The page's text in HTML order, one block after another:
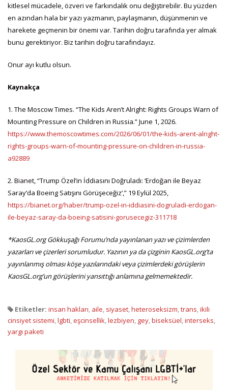
kitlesel mücadele, özveri ve farkındalık onu değiştirebilir. Bu yüzden
en azından hala bir yazı yazmanın, paylaşmanın, düşünmenin ve
harekete geçmenin bir önemi var. Tarihin doğru tarafında yer almak
bunu gerektiriyor. Biz tarihin doğru tarafındayız.
Onur ayı kutlu olsun.
Kaynakça
1. The Moscow Times. “The Kids Aren’t Alright: Rights Groups Warn of
Mounting Pressure on Children in Russia.” June 1, 2026.
https://www.themoscowtimes.com/2026/06/01/the-kids-arent-alright-
rights-groups-warn-of-mounting-pressure-on-children-in-russia-
a92889
2. Bianet, “Trump Özel’in İddiasını Doğruladı: ‘Erdoğan ile Beyaz
Saray’da Boeing Satışını Görüşeceğiz’,” 19 Eylül 2025,
https://bianet.org/haber/trump-ozel-in-iddiasini-dogruladi-erdogan-
ile-beyaz-saray-da-boeing-satisini-gorusecegiz-311718
*KaosGL.org Gökkuşağı Forumu’nda yayınlanan yazı ve çizimlerden
yazarları ve çizerleri sorumludur. Yazının ya da çizginin KaosGL.org’ta
yayınlanmış olması köşe yazılarındaki veya çizimlerdeki görüşlerin
KaosGL.org’un görüşlerini yansıttığı anlamına gelmemektedir.
Etiketler: insan hakları, aile, siyaset,heteroseksizm,trans,ikili
cinsiyet sistemi,lgbti,eşcinsellik,lezbiyen, gey,biseksüel,interseks,
yargı paketi